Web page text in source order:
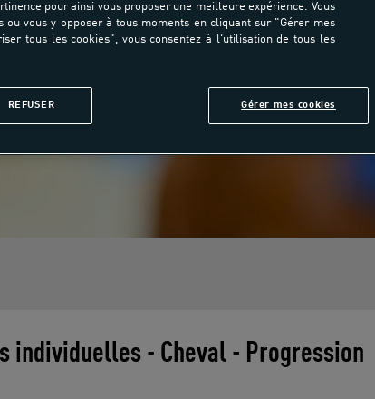
individuelles - Cheval - Progression
pour ainsi vous proposer une meilleure expérience. Vous
ou vous y opposer à tous moments en cliquant sur "Gérer mes
tous les cookies", vous consentez à l'utilisation de tous les
Gérer mes cookies
REFUSER